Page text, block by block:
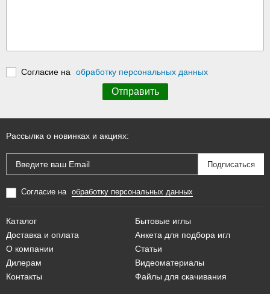
Согласие на обработку персональных данных
Рассылка о новинках и акциях:
Согласие на обработку персональных данных
Каталог
Доставка и оплата
О компании
Дилерам
Контакты
Бытовые иглы
Анкета для подбора игл
Статьи
Видеоматериалы
Файлы для скачивания